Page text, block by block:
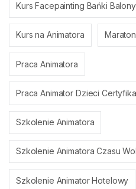
Kurs Facepainting Bańki Balony
Kurs na Animatora
Praca Animatora
Praca Animator Dzieci
Szkolenie Animatora
Szkolenie Animatora Czasu
Szkolenie Animator Hotelowy